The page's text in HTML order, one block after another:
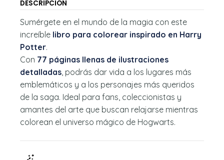
DESCRIPCIÓN
Sumérgete en el mundo de la magia con este
increíble libro para colorear inspirado en Harry
Potter.
Con 77 páginas llenas de ilustraciones
detalladas, podrás dar vida a los lugares más
emblemáticos y a los personajes más queridos
de la saga. Ideal para fans, coleccionistas y
amantes del arte que buscan relajarse mientras
colorean el universo mágico de Hogwarts.